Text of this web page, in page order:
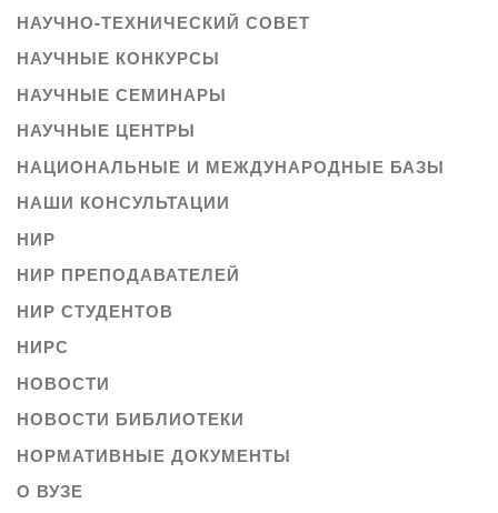
НАУЧНО-ТЕХНИЧЕСКИЙ СОВЕТ
НАУЧНЫЕ КОНКУРСЫ
НАУЧНЫЕ СЕМИНАРЫ
НАУЧНЫЕ ЦЕНТРЫ
НАЦИОНАЛЬНЫЕ И МЕЖДУНАРОДНЫЕ БАЗЫ
НАШИ КОНСУЛЬТАЦИИ
НИР
НИР ПРЕПОДАВАТЕЛЕЙ
НИР СТУДЕНТОВ
НИРС
НОВОСТИ
НОВОСТИ БИБЛИОТЕКИ
НОРМАТИВНЫЕ ДОКУМЕНТЫ
О ВУЗЕ